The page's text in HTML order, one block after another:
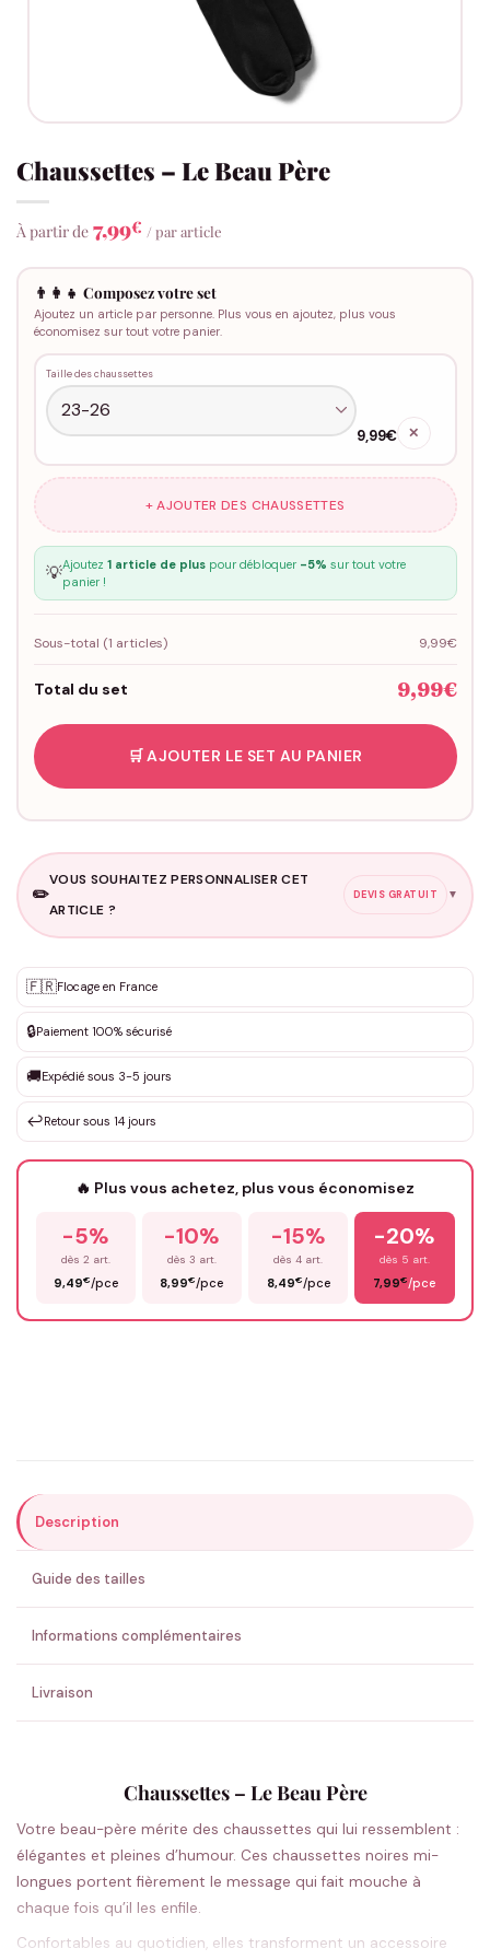
Chaussettes – Le Beau Père
À partir de 7,99€ / par article
👨‍👩‍👧 Composez votre set
Ajoutez un article par personne. Plus vous en ajoutez, plus vous
économisez sur tout votre panier.
Taille des chaussettes
9,99€ ✕
+ AJOUTER DES CHAUSSETTES
💡Ajoutez 1 article de pluspour débloquer -5% sur tout votre
panier !
Sous-total (1 articles) 9,99€
Total du set 9,99€
🛒 AJOUTER LE SET AU PANIER
✏️
VOUS SOUHAITEZ PERSONNALISER CET
ARTICLE ?
DEVIS GRATUIT ▼
✨ Personnalisation sur mesure
DEVIS GRATUIT · Personnalisation de 3 à 10€ selon la demande
Que souhaitez-vous ?*
Votre texte / idée*
Prénom*
ENVOYER MA DEMANDE ✨
💚 Retour sous 24-48h🇫🇷 Flocage en France✅ Validation avant fabrication
🇫🇷Flocage en France
🔒Paiement 100% sécurisé
🚚Expédié sous 3-5 jours
↩️Retour sous 14 jours
🔥 Plus vous achetez, plus vous économisez
-5%
dès 2 art.
9,49€/pce
-10%
dès 3 art.
8,99€/pce
-15%
dès 4 art.
8,49€/pce
-20%
dès 5 art.
7,99€/pce
Description
Guide des tailles
Informations complémentaires
Livraison
Chaussettes – Le Beau Père
Votre beau-père mérite des chaussettes qui lui ressemblent :
élégantes et pleines d’humour. Ces chaussettes noires mi-
longues portent fièrement le message qui fait mouche à
chaque fois qu’il les enfile.
Confortables au quotidien, elles transforment un accessoire